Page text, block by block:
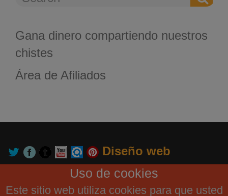
Gana dinero compartiendo nuestros
chistes
Área de Afiliados
Diseño web
GrupoUnetcomUso de cookies
Este sitio web utiliza cookies para que usted